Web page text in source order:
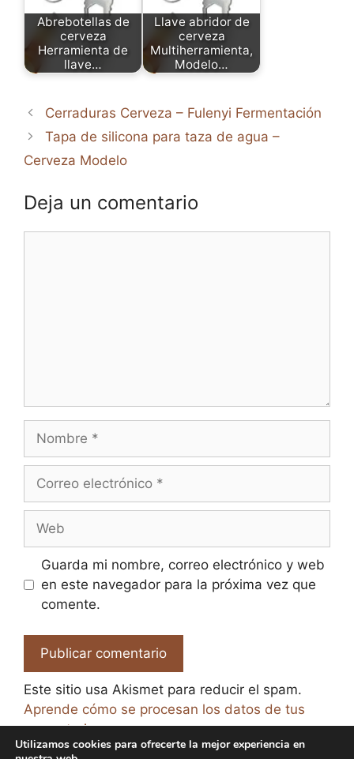
Abrebotellas de
cerveza
Herramienta de
llave…
Llave abridor de
cerveza
Multiherramienta,
Modelo…
Cerraduras Cerveza – Fulenyi Fermentación
Tapa de silicona para taza de agua –
Cerveza Modelo
Deja un comentario
Nombre
Correo
Web
Guarda mi nombre, correo electrónico y web
en este navegador para la próxima vez que
comente.
Este sitio usa Akismet para reducir el spam.
Aprende cómo se procesan los datos de tus
comentarios.
Utilizamos cookies para ofrecerte la mejor experiencia en